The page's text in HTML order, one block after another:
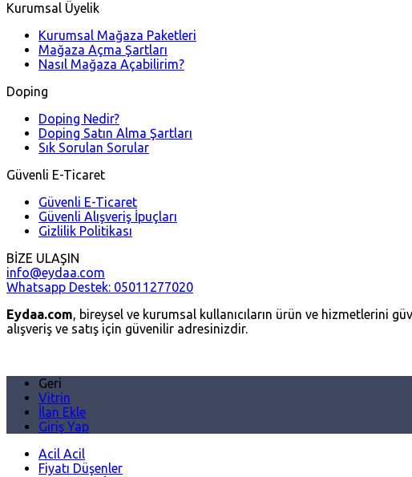
Kurumsal Üyelik
Kurumsal Mağaza Paketleri
Mağaza Açma Şartları
Nasıl Mağaza Açabilirim?
Doping
Doping Nedir?
Doping Satın Alma Şartları
Sık Sorulan Sorular
Güvenli E-Ticaret
Güvenli E-Ticaret
Güvenli Alışveriş İpuçları
Gizlilik Politikası
BİZE ULAŞIN
info@eydaa.com
Whatsapp Destek: 05011277020
Eydaa.com, bireysel ve kurumsal kullanıcıların ürün ve hizmetlerini
alışveriş ve satış için güvenilir adresinizdir.
Geri
Vitrin
İlan Ekle
Giriş Yap
Acil Acil
Fiyatı Düşenler